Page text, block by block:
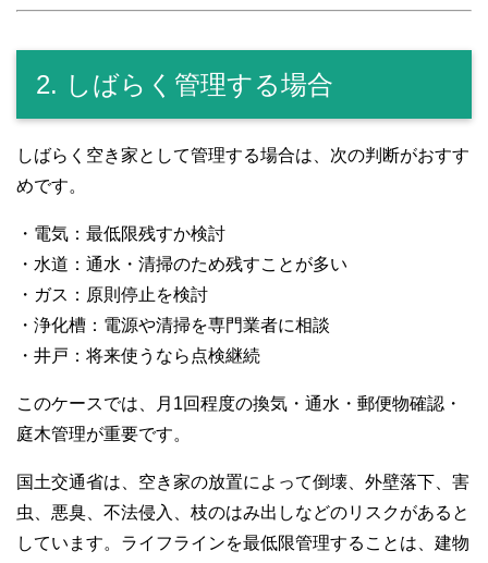
2. しばらく管理する場合
しばらく空き家として管理する場合は、次の判断がおすす
めです。
・電気：最低限残すか検討
・水道：通水・清掃のため残すことが多い
・ガス：原則停止を検討
・浄化槽：電源や清掃を専門業者に相談
・井戸：将来使うなら点検継続
このケースでは、月1回程度の換気・通水・郵便物確認・
庭木管理が重要です。
国土交通省は、空き家の放置によって倒壊、外壁落下、害
虫、悪臭、不法侵入、枝のはみ出しなどのリスクがあると
しています。ライフラインを最低限管理することは、建物